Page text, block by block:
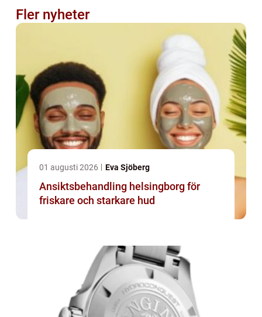
Fler nyheter
01 augusti 2026 Eva Sjöberg
Ansiktsbehandling helsingborg för
friskare och starkare hud